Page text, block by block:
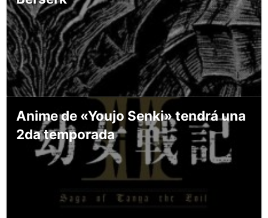
Anime de «Youjo Senki» tendrá una
2da temporada